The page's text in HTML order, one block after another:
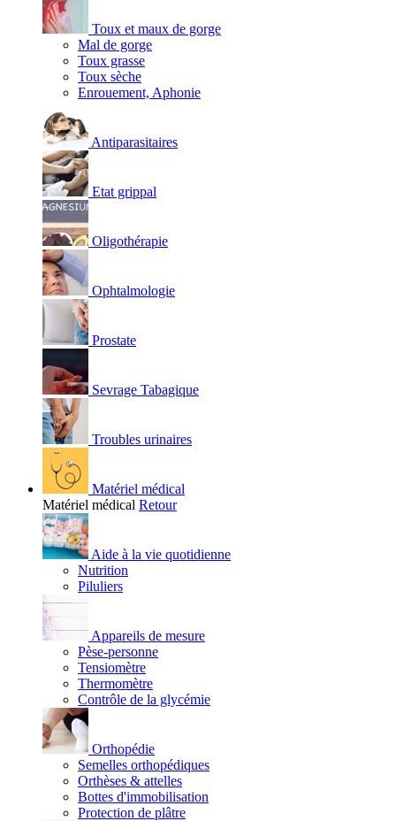
Toux et maux de gorge
Mal de gorge
Toux grasse
Toux sèche
Enrouement, Aphonie
Antiparasitaires
Etat grippal
Oligothérapie
Ophtalmologie
Prostate
Sevrage Tabagique
Troubles urinaires
Matériel médical
Matériel médical Retour
Aide à la vie quotidienne
Nutrition
Piluliers
Appareils de mesure
Pèse-personne
Tensiomètre
Thermomètre
Contrôle de la glycémie
Orthopédie
Semelles orthopédiques
Orthèses & attelles
Bottes d'immobilisation
Protection de plâtre